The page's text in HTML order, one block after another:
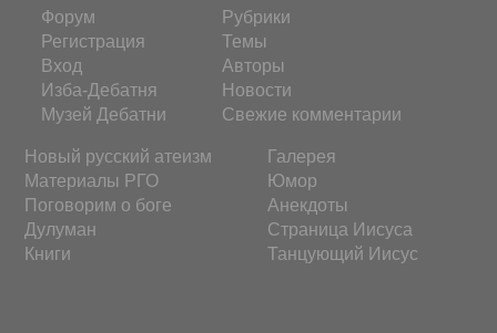
Форум
Регистрация
Вход
Изба-Дебатня
Музей Дебатни
Рубрики
Темы
Авторы
Новости
Свежие комментарии
Новый русский атеизм
Материалы РГО
Поговорим о боге
Дулуман
Книги
Галерея
Юмор
Анекдоты
Страница Иисуса
Танцующий Иисус